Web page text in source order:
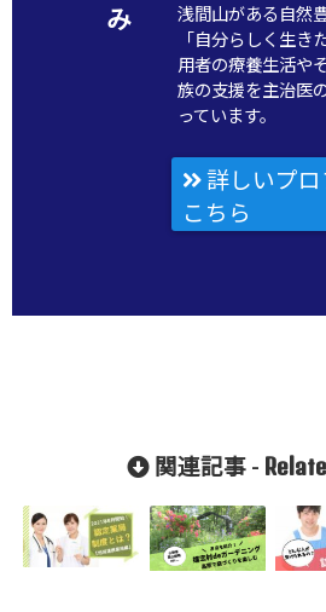
み
浅間山がある自然
「自分らしく生き
用者の療養生活や
族の支援を主治医
っています。
詳しいプ
こちら
関連記事 -